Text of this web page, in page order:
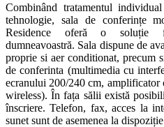
Combinând tratamentul
tehnologie, sala de conferințe
Residence oferă o soluție
dumneavoastră. Sala dispune de
proprie si aer conditionat, precum
de conferinta (multimedia cu
ecranului 200/240 cm,
wireless). În fața sălii există
înscriere. Telefon, fax, acces la
sunet sunt de asemenea la